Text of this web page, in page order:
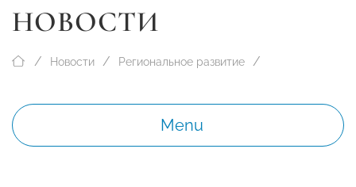
НОВОСТИ
Новости Региональное развитие
Menu